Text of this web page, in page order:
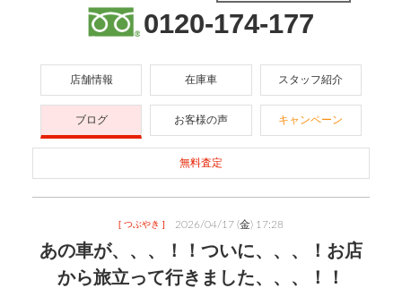
0120-174-177
店舗情報 在庫車 スタッフ紹介
ブログ お客様の声 キャンペーン
無料査定
[ つぶやき ] 2026/04/17 (金) 17:28
あの車が、、、！！ついに、、、！お店
から旅立って行きました、、、！！